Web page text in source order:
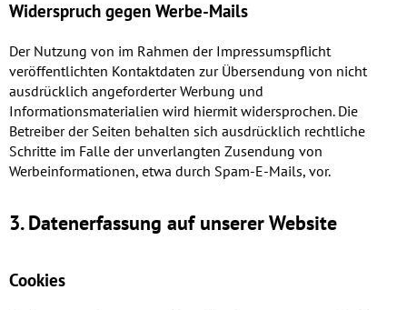
Widerspruch gegen Werbe-Mails
Der Nutzung von im Rahmen der Impressumspflicht
veröffentlichten Kontaktdaten zur Übersendung von nicht
ausdrücklich angeforderter Werbung und
Informationsmaterialien wird hiermit widersprochen. Die
Betreiber der Seiten behalten sich ausdrücklich rechtliche
Schritte im Falle der unverlangten Zusendung von
Werbeinformationen, etwa durch Spam-E-Mails, vor.
3. Datenerfassung auf unserer Website
Cookies